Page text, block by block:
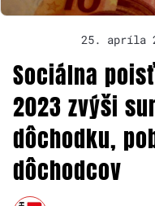
25. apríla
Sociálna
2023 zvýši
dôchodku,
dôchodcov